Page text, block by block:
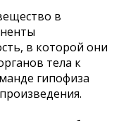
в
в которой они
тела к
гипофиза